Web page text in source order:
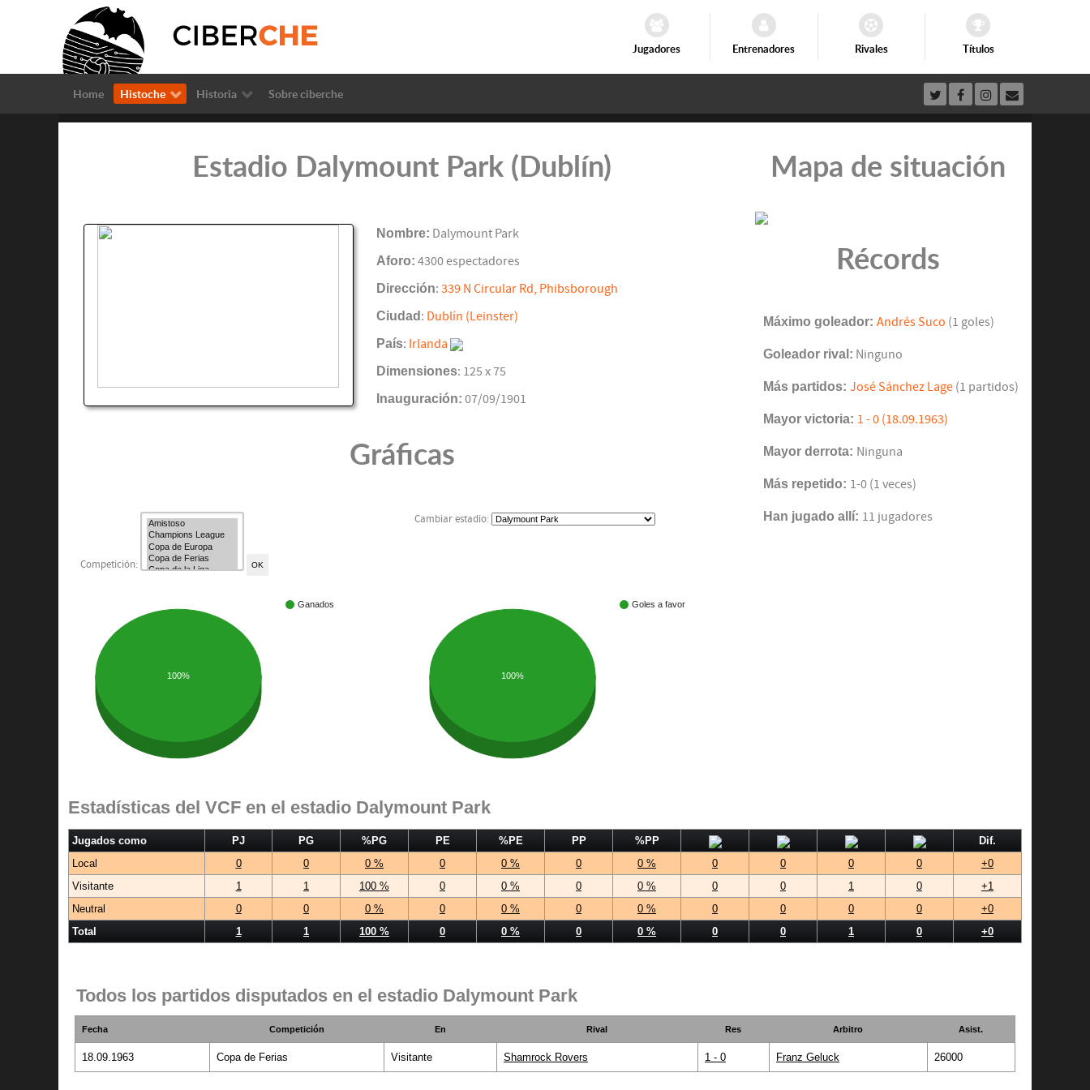
Jugadores Entrenadores Rivales Títulos
Home Histoche Historia Sobre ciberche
Estadio Dalymount Park (Dublín)
Nombre: Dalymount Park
Aforo: 4300 espectadores
Dirección:339 N Circular Rd, Phibsborough
Ciudad : Dublín (Leinster)
País: Irlanda
Dimensiones: 125 x 75
Inauguración: 07/09/1901
Gráficas
Competición:
Cambiar estadio:
Ganados
100%
Goles a favor
100%
Mapa de situación
Récords
Máximo goleador: Andrés Suco (1 goles)
Goleador rival: Ninguno
Más partidos: José Sánchez Lage(1 partidos)
Mayor victoria: 1 - 0 (18.09.1963)
Mayor derrota: Ninguna
Más repetido: 1-0 (1 veces)
Han jugado allí: 11 jugadores
Estadísticas del VCF en el estadio Dalymount Park
Jugados como PJ PG %PG PE %PE PP %PP
Dif.
Local
0 0 0 % 0 0 % 0 0 % 0 0 0 0
+0
Visitante
1 1 100 % 0 0 % 0 0 % 0 0 1 0
+1
Neutral
0 0 0 % 0 0 % 0 0 % 0 0 0 0
+0
Total
1 1 100 % 0 0 % 0 0 % 0 0 1 0 +0
Todos los partidos disputados en el estadio Dalymount Park
Fecha Competición En Rival Res Arbitro Asist.
18.09.1963 Copa de Ferias Visitante Shamrock Rovers 1 - 0 Franz Geluck 26000